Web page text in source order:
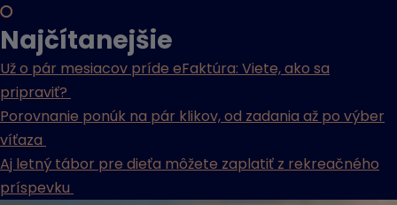
Najčítanejšie
Už o pár mesiacov príde eFaktúra: Viete, ako sa
pripraviť?
Porovnanie ponúk na pár klikov, od zadania až po výber
víťaza
Aj letný tábor pre dieťa môžete zaplatiť z rekreačného
príspevku